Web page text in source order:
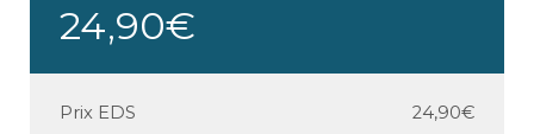
24,90€
Prix EDS
24,90€